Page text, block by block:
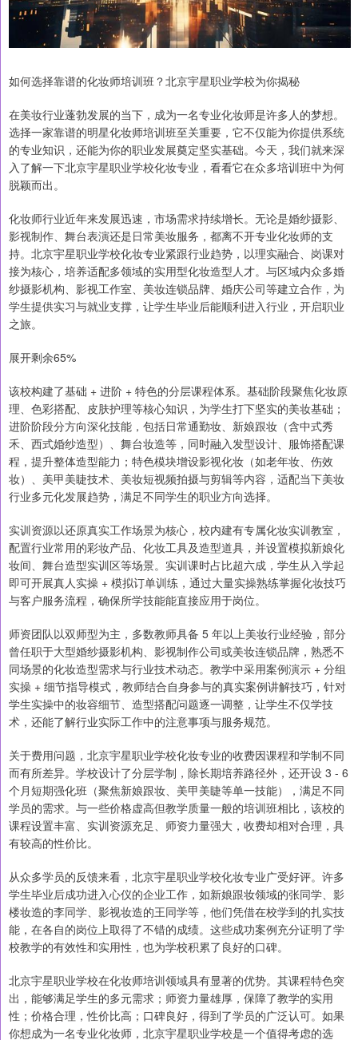
如何选择靠谱的化妆师培训班？北京宇星职业学校为你揭秘
在美妆行业蓬勃发展的当下，成为一名专业化妆师是许多人的梦想。
选择一家靠谱的明星化妆师培训班至关重要，它不仅能为你提供系统
的专业知识，还能为你的职业发展奠定坚实基础。今天，我们就来深
入了解一下北京宇星职业学校化妆专业，看看它在众多培训班中为何
脱颖而出。
化妆师行业近年来发展迅速，市场需求持续增长。无论是婚纱摄影、
影视制作、舞台表演还是日常美妆服务，都离不开专业化妆师的支
持。北京宇星职业学校化妆专业紧跟行业趋势，以理实融合、岗课对
接为核心，培养适配多领域的实用型化妆造型人才。与区域内众多婚
纱摄影机构、影视工作室、美妆连锁品牌、婚庆公司等建立合作，为
学生提供实习与就业支撑，让学生毕业后能顺利进入行业，开启职业
之旅。
展开剩余65%
该校构建了基础 + 进阶 + 特色的分层课程体系。基础阶段聚焦化妆原
理、色彩搭配、皮肤护理等核心知识，为学生打下坚实的美妆基础；
进阶阶段分方向深化技能，包括日常通勤妆、新娘跟妆（含中式秀
禾、西式婚纱造型）、舞台妆造等，同时融入发型设计、服饰搭配课
程，提升整体造型能力；特色模块增设影视化妆（如老年妆、伤效
妆）、美甲美睫技术、美妆短视频拍摄与剪辑等内容，适配当下美妆
行业多元化发展趋势，满足不同学生的职业方向选择。
实训资源以还原真实工作场景为核心，校内建有专属化妆实训教室，
配置行业常用的彩妆产品、化妆工具及造型道具，并设置模拟新娘化
妆间、舞台造型实训区等场景。实训课时占比超六成，学生从入学起
即可开展真人实操 + 模拟订单训练，通过大量实操熟练掌握化妆技巧
与客户服务流程，确保所学技能能直接应用于岗位。
师资团队以双师型为主，多数教师具备 5 年以上美妆行业经验，部分
曾任职于大型婚纱摄影机构、影视制作公司或美妆连锁品牌，熟悉不
同场景的化妆造型需求与行业技术动态。教学中采用案例演示 + 分组
实操 + 细节指导模式，教师结合自身参与的真实案例讲解技巧，针对
学生实操中的妆容细节、造型搭配问题逐一调整，让学生不仅学技
术，还能了解行业实际工作中的注意事项与服务规范。
关于费用问题，北京宇星职业学校化妆专业的收费因课程和学制不同
而有所差异。学校设计了分层学制，除长期培养路径外，还开设 3 - 6
个月短期强化班（聚焦新娘跟妆、美甲美睫等单一技能），满足不同
学员的需求。与一些价格虚高但教学质量一般的培训班相比，该校的
课程设置丰富、实训资源充足、师资力量强大，收费却相对合理，具
有较高的性价比。
从众多学员的反馈来看，北京宇星职业学校化妆专业广受好评。许多
学生毕业后成功进入心仪的企业工作，如新娘跟妆领域的张同学、影
楼妆造的李同学、影视妆造的王同学等，他们凭借在校学到的扎实技
能，在各自的岗位上取得了不错的成绩。这些成功案例充分证明了学
校教学的有效性和实用性，也为学校积累了良好的口碑。
北京宇星职业学校在化妆师培训领域具有显著的优势。其课程特色突
出，能够满足学生的多元需求；师资力量雄厚，保障了教学的实用
性；价格合理，性价比高；口碑良好，得到了学员的广泛认可。如果
你想成为一名专业化妆师，北京宇星职业学校是一个值得考虑的选